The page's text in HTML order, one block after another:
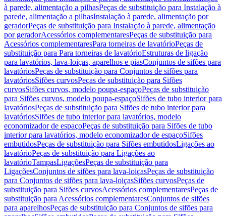
à parede, alimentação a pilhasPeças de substituição para Instalação à
parede, alimentação a pilhasInstalação à parede, alimentação por
geradorPeças de substituição para Instalação à parede, alimentação
por geradorAcessórios complementaresPeças de substituição para
Acessórios complementaresPara torneiras de lavatórioPeças de
substituição para Para torneiras de lavatórioEstruturas de ligação
para lavatórios, lava-loiças, aparelhos e piasConjuntos de sifões para
lavatóriosPeças de substituição para Conjuntos de sifões para
lavatóriosSifões curvosPeças de substituição para Sifões
curvosSifões curvos, modelo poupa-espaçoPeças de substituição
para Sifões curvos, modelo poupa-espaçoSifões de tubo interior para
lavatóriosPeças de substituição para Sifões de tubo interior para
lavatóriosSifões de tubo interior para lavatórios, modelo
economizador de espaçoPeças de substituição para Sifões de tubo
interior para lavatórios, modelo economizador de espaçoSifões
embutidosPeças de substituição para Sifões embutidosLigações ao
lavatórioPeças de substituição para Ligações ao
lavatórioTampasLigaçõesPeças de substituição para
LigaçõesConjuntos de sifões para lava-loiçasPeças de substituição
para Conjuntos de sifões para lava-loiçasSifões curvosPeças de
substituição para Sifões curvosAcessórios complementaresPeças de
substituição para Acessórios complementaresConjuntos de sifões
para aparelhosPeças de substituição para Conjuntos de sifões para